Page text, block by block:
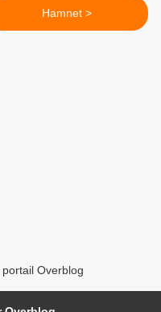
Hamnet >
Overblog